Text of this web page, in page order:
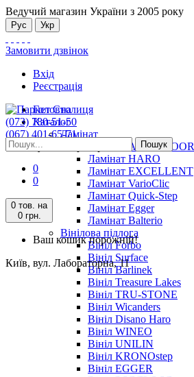
Ведучий магазин України з 2005 року
Рус Укр
Замовити дзвінок
Вхід
Реєстрація
(073) 780-51-50
(067) 401-65-71
Київ, вул. Лабораторна, 11
Пошук
0
0
0 тов. на
0 грн.
Ваш кошик порожній!
Київ, вул. Лабораторна, 11
Головна
Каталог
Ламінат
Ламінат ALSAFLOOR
Ламінат HARO
Ламінат EXCELLENT
Ламінат VarioClic
Ламінат Quick-Step
Ламінат Egger
Ламінат Balterio
Вінілова підлога
Вініл Forbo
Вініл Surface
Вініл Barlinek
Вініл Treasure Lakes
Вініл TRU-STONE
Вініл Wicanders
Вініл Disano Haro
Вініл WINEO
Вініл UNILIN
Вініл KRONOstep
Вініл EGGER